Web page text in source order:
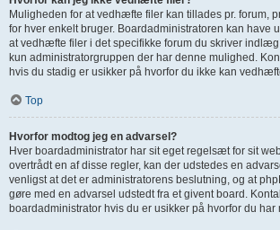
Muligheden for at vedhæfte filer kan tillades pr. forum,
for hver enkelt bruger. Boardadministratoren kan have
at vedhæfte filer i det specifikke forum du skriver
kun administratorgruppen der har denne mulighed.
hvis du stadig er usikker på hvorfor du ikke kan
Top
Hvorfor modtog jeg en advarsel?
Hver boardadministrator har sit eget regelsæt for sit
overtrådt en af disse regler, kan der udstedes en
venligst at det er administratorens beslutning, og at
gøre med en advarsel udstedt fra et givent board.
boardadministrator hvis du er usikker på hvorfor du har